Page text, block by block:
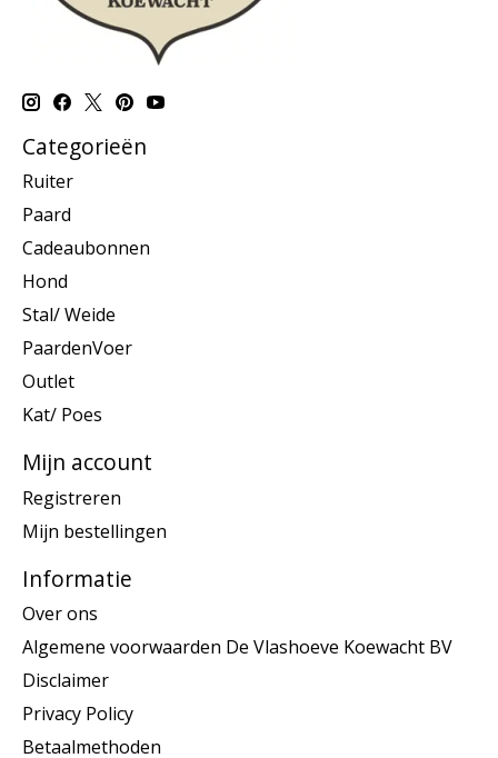
Categorieën
Ruiter
Paard
Cadeaubonnen
Hond
Stal/ Weide
PaardenVoer
Outlet
Kat/ Poes
Mijn account
Registreren
Mijn bestellingen
Informatie
Over ons
Algemene voorwaarden De Vlashoeve Koewacht BV
Disclaimer
Privacy Policy
Betaalmethoden